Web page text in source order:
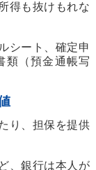
得も抜けもれな
シート、確定申
類（預金通帳写
り、担保を提供
、銀行は本人が